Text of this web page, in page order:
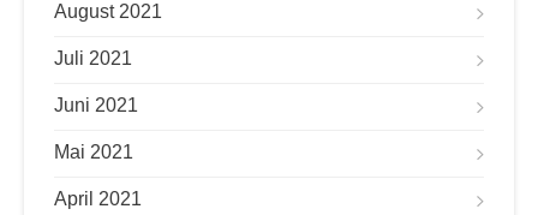
August 2021
Juli 2021
Juni 2021
Mai 2021
April 2021